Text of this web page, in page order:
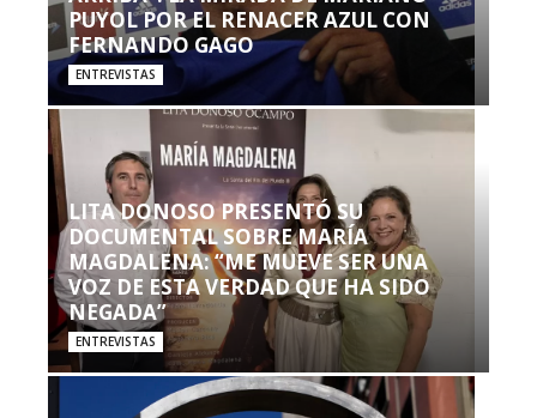
PUYOL POR EL RENACER AZUL CON
FERNANDO GAGO
ENTREVISTAS
LITA DONOSO PRESENTÓ SU
DOCUMENTAL SOBRE MARÍA
MAGDALENA: “ME MUEVE SER UNA
VOZ DE ESTA VERDAD QUE HA SIDO
NEGADA”
ENTREVISTAS